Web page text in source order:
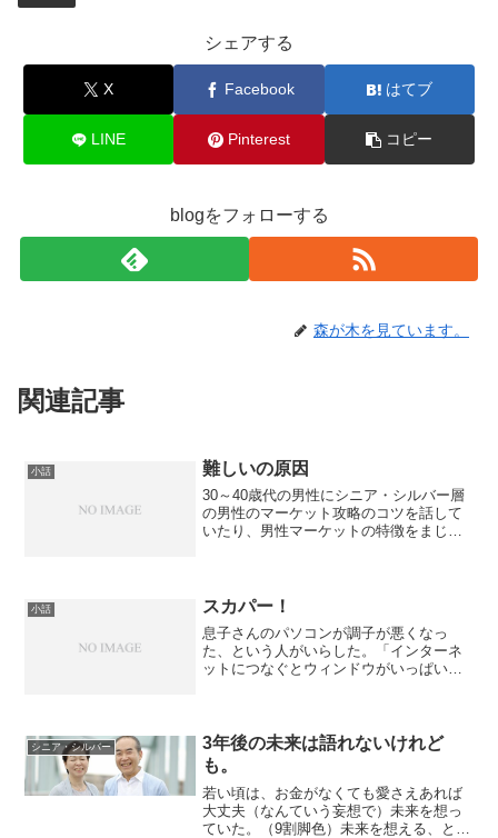
シェアする
X Facebook はてブ
LINE Pinterest コピー
blogをフォローする
森が木を見ています。
関連記事
小話 難しいの原因
30～40歳代の男性にシニア・シルバー層
の男性のマーケット攻略のコツを話して
いたり、男性マーケットの特徴をまじめ
ン。」と仰る。例えば、プ...
小話 スカパー！
息子さんのパソコンが調子が悪くなっ
た、という人がいらした。「インターネ
ットにつなぐとウィンドウがいっぱい出
のね」基本的に受信トイレと...
シニア・シルバー
3年後の未来は語れないけれど
も。
若い頃は、お金がなくても愛さえあれば
大丈夫（なんていう妄想で）未来を想っ
ていた。（9割脚色）未来を想える、と言